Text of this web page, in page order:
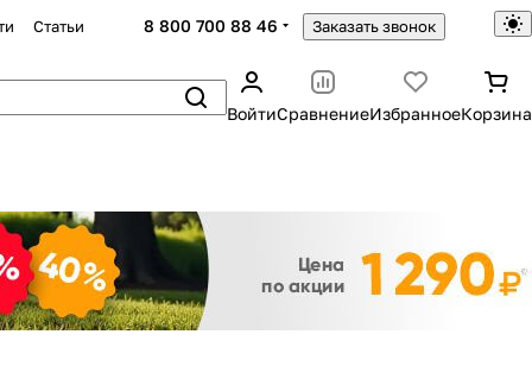
Статьи 8 800 700 88 46 Заказать звонок
ВойтиСравнениеИзбранноеКорзина